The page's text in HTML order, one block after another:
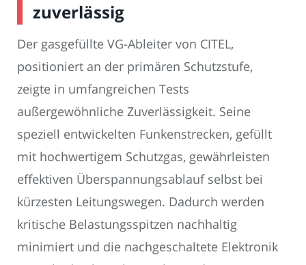
zuverlässig
Der gasgefüllte VG-Ableiter von CITEL,
positioniert an der primären Schutzstufe,
zeigte in umfangreichen Tests
außergewöhnliche Zuverlässigkeit. Seine
speziell entwickelten Funkenstrecken, gefüllt
mit hochwertigem Schutzgas, gewährleisten
effektiven Überspannungsablauf selbst bei
kürzesten Leitungswegen. Dadurch werden
kritische Belastungsspitzen nachhaltig
minimiert und die nachgeschaltete Elektronik